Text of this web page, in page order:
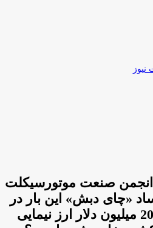
نیوز
صنعت موتورسیکلت
«چای دبش» این بار در
«موتورسیکلت»/ آیا 200 میلیون دلار ارز نیمایی